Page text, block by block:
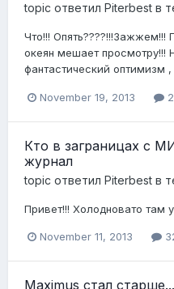
topic ответил Piterbest в
Что!!! Опять????!!!Зажжем!!!
океян мешает просмотру!!!
фантастический оптимизм
November 19, 2013
Кто в заграницах с
журнал
topic ответил Piterbest в
Привет!!! Холодновато там
November 11, 2013
Maximus стал